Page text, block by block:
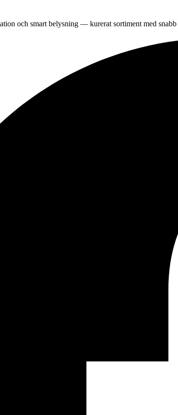
och smart belysning — kurerat sortiment med